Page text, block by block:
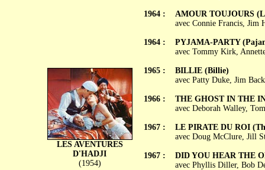
LES AVENTURES
D'HADJI
(1954)
1964 :
1964 :
1965 :
1966 :
1967 :
1967 :
AMOUR TOUJOURS
avec Connie Francis, Jim
PYJAMA-PARTY
avec Tommy Kirk,
BILLIE (Billie)
avec Patty Duke, Jim
THE GHOST IN THE
avec Deborah Walley,
LE PIRATE DU ROI
avec Doug McClure, Jill
DID YOU HEAR THE
avec Phyllis Diller, Bob